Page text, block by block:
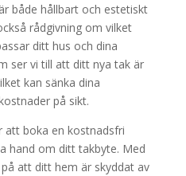
både hållbart och estetiskt
rådgivning om vilket
ditt hus och dina
ser vi till att ditt nya tak är
kan sänka dina
på sikt.
att boka en kostnadsfri
hand om ditt takbyte. Med
att ditt hem är skyddat av